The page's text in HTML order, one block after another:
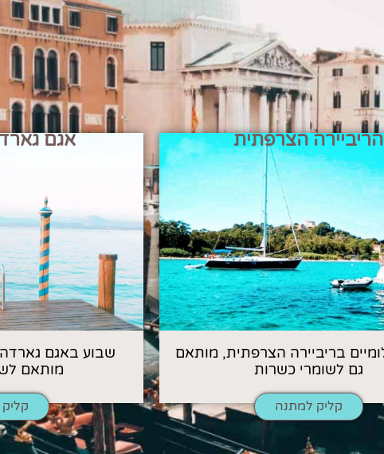
הריביירה הצרפתית
בריביירה הצרפתית, מותאם
גם לשומרי כשרות
קליק למתנה
אגם
שבוע באגם
מותאם